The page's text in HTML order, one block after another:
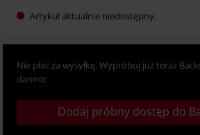
Artykuł aktualnie niedostępny.
Nie płać za wysyłkę. Wypróbuj już teraz
darmo:
Dodaj próbny dostęp do